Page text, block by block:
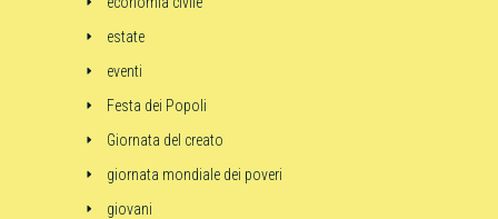
estate
eventi
Festa dei Popoli
Giornata del creato
giornata mondiale dei poveri
giovani